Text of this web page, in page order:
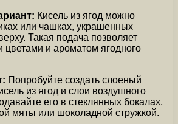
Кисель из ягод можно
или чашках, украшенных
Такая подача позволяет
цветами и ароматом ягодного
Попробуйте создать слоеный
из ягод и слои воздушного
его в стеклянных бокалах,
мяты или шоколадной стружкой.